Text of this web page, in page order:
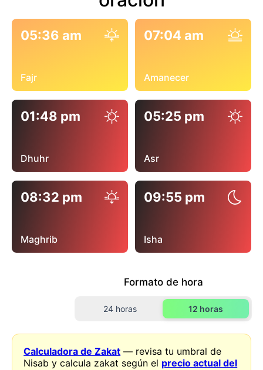
05:36 am
Fajr
07:04 am
Amanecer
01:48 pm
Dhuhr
05:25 pm
Asr
08:32 pm
Maghrib
09:55 pm
Isha
Formato de hora
24 horas 12 horas
Calculadora de Zakat — revisa tu umbral de
Nisab y calcula zakat según el precio actual del